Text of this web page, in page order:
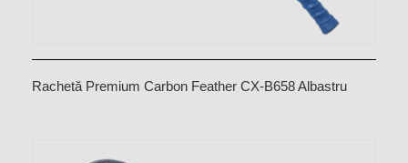
Rachetă Premium Carbon Feather CX-B658 Albastru